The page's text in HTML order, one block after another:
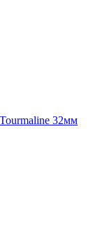
32мм